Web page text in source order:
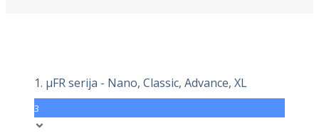
1. μFR serija - Nano, Classic, Advance, XL
3